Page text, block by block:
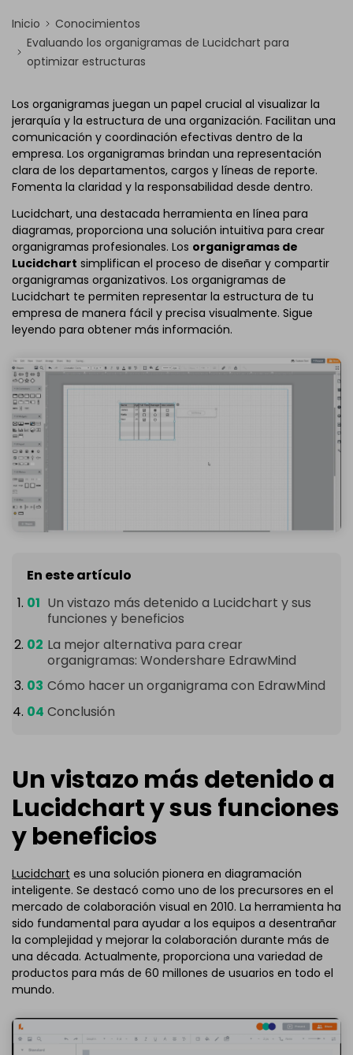
Inicio
Conocimientos
Evaluando los organigramas de Lucidchart para
optimizar estructuras
Los organigramas juegan un papel crucial al visualizar la
jerarquía y la estructura de una organización. Facilitan una
comunicación y coordinación efectivas dentro de la
empresa. Los organigramas brindan una representación
clara de los departamentos, cargos y líneas de reporte.
Fomenta la claridad y la responsabilidad desde dentro.
Lucidchart, una destacada herramienta en línea para
diagramas, proporciona una solución intuitiva para crear
organigramas profesionales. Los organigramas de
Lucidchart simplifican el proceso de diseñar y compartir
organigramas organizativos. Los organigramas de
Lucidchart te permiten representar la estructura de tu
empresa de manera fácil y precisa visualmente. Sigue
leyendo para obtener más información.
En este artículo
Un vistazo más detenido a Lucidchart y sus
funciones y beneficios
La mejor alternativa para crear
organigramas: Wondershare EdrawMind
Cómo hacer un organigrama con EdrawMind
Conclusión
Un vistazo más detenido a
Lucidchart y sus funciones
y beneficios
Lucidchart es una solución pionera en diagramación
inteligente. Se destacó como uno de los precursores en el
mercado de colaboración visual en 2010. La herramienta ha
sido fundamental para ayudar a los equipos a desentrañar
la complejidad y mejorar la colaboración durante más de
una década. Actualmente, proporciona una variedad de
productos para más de 60 millones de usuarios en todo el
mundo.